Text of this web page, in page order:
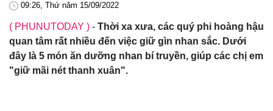
09:26, Thứ năm 15/09/2022
( PHUNUTODAY ) - Thời xa xưa, các quý phi hoàng hậu
quan tâm rất nhiều đến việc giữ gìn nhan sắc. Dưới
đây là 5 món ăn dưỡng nhan bí truyền, giúp các chị em
"giữ mãi nét thanh xuân".